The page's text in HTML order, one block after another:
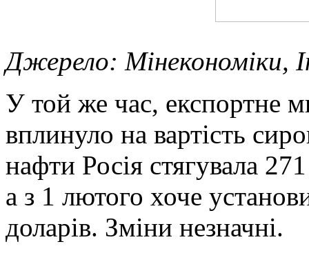
Джерело: Мінекономіки,
У той же час, експортне
вплинуло на вартість
нафти Росія стягувала
а з 1 лютого хоче
доларів. Зміни незначні.